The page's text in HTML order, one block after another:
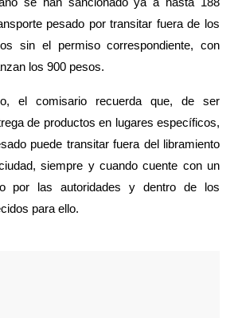
pesado por transitar fuera de los
sin el permiso correspondiente, con
los 900 pesos.
el comisario recuerda que, de ser
de productos en lugares específicos,
puede transitar fuera del libramiento
siempre y cuando cuente con un
por las autoridades y dentro de los
para ello.